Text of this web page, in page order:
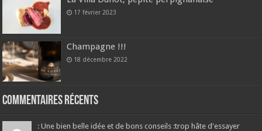
17 février 2023
Champagne !!!
18 décembre 2022
Commentaires récents
: Une bien belle idée et de bons conseils :trop hâte d'essayer